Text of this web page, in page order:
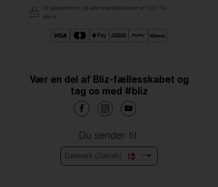
Vi garanterer, at alle transaktioner er 100 %
sikre
Vær en del af Bliz-fællesskabet og
tag os med #bliz
Du sender til:
Denmark (Danish)